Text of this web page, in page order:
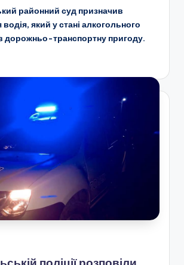
районний суд призначив
який у стані алкогольного
дорожньо-транспортну пригоду.